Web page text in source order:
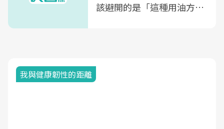
該避開的是「這種用油方
我與健康韌性的距離